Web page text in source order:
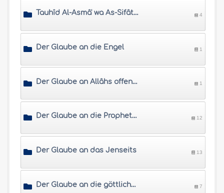
Tauhîd Al-Asmâ' wa As-Sifât (Die Aufrechterhaltung der Einheit Allâhs in Seinen Namen und Eigenschaften) 4
Der Glaube an die Engel 1
Der Glaube an Allâhs offenbarte Bücher 1
Der Glaube an die Propheten und die Gesandten 12
Der Glaube an das Jenseits 13
Der Glaube an die göttliche Bestimmung 7